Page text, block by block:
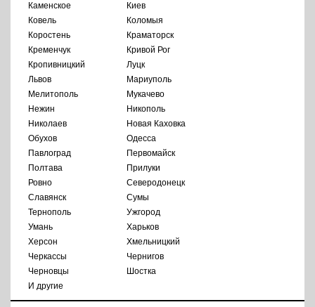
Каменское
Киев
Ковель
Коломыя
Коростень
Краматорск
Кременчук
Кривой Рог
Кропивницкий
Луцк
Львов
Мариуполь
Мелитополь
Мукачево
Нежин
Никополь
Николаев
Новая Каховка
Обухов
Одесса
Павлоград
Первомайск
Полтава
Прилуки
Ровно
Северодонецк
Славянск
Сумы
Тернополь
Ужгород
Умань
Харьков
Херсон
Хмельницкий
Черкассы
Чернигов
Черновцы
Шостка
И другие